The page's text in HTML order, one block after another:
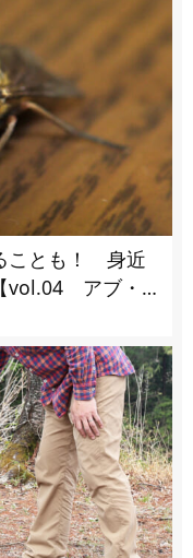
ことも！ 身近
vol.04 アブ・ブ